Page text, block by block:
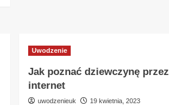
Uwodzenie
Jak poznać dziewczynę przez
internet
uwodzenieuk 19 kwietnia, 2023